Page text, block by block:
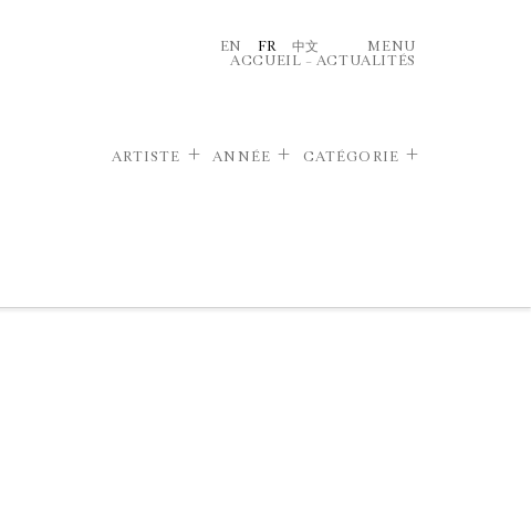
EN FR 中文
MENU
ACCUEIL – ACTUALITÉS
ARTISTE ANNÉE CATÉGORIE